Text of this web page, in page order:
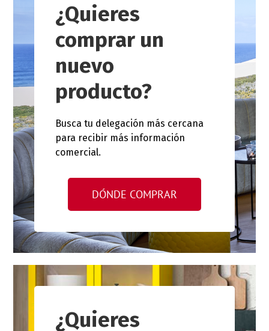
¿Quieres
comprar un
nuevo
producto?
Busca tu delegación más cercana
para recibir más información
comercial.
DÓNDE COMPRAR
¿Quieres